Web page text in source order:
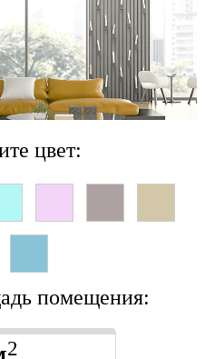
цвет:
помещения:
2